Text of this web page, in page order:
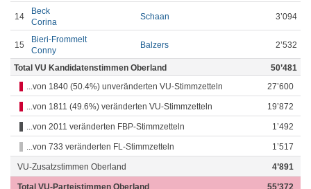
14
Beck
Corina
Schaan 3’094
15
Bieri-Frommelt
Conny
Balzers 2’532
Total VU Kandidatenstimmen Oberland
50’481
...von 1840 (50.4%) unveränderten VU-Stimmzetteln
27’600
...von 1811 (49.6%) veränderten VU-Stimmzetteln 19’872
...von 2011 veränderten FBP-Stimmzetteln 1’492
...von 733 veränderten FL-Stimmzetteln 1’517
VU-Zusatzstimmen Oberland 4’891